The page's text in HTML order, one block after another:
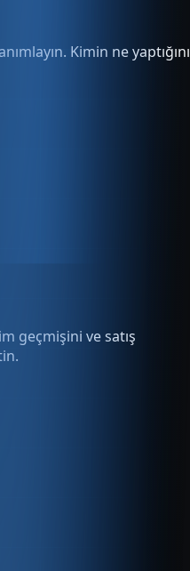
geçmişini ve satış
Otomatik